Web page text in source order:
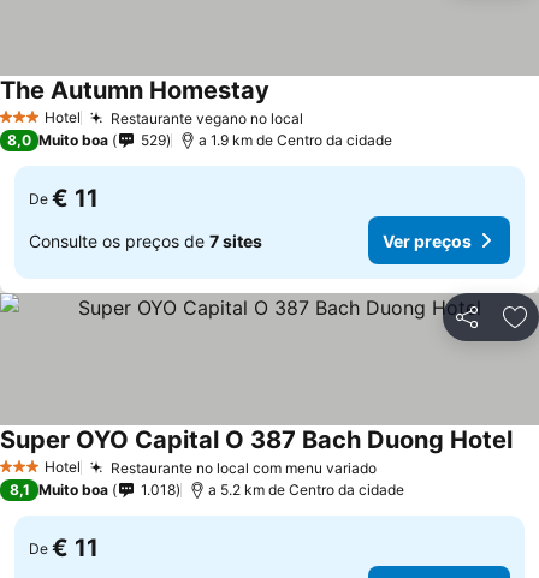
3 EstrelasHotel Restaurante vegano no local
The Autumn Homestay
8,0 Muito boa 529 a 1.9 km de Centro da cidade
De € 11
Consulte os preços de 7 sites Ver preços
Partilhar
3 EstrelasHotel Restaurante no local com menu variadoVer preços
Super OYO Capital O 387 Bach Duong Hotel
8,1 Muito boa 1.018 a 5.2 km de Centro da cidade
De € 11